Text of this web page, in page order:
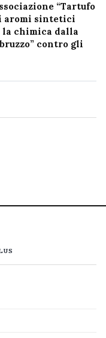
“Tartufo
aromi sintetici
la chimica dalla
contro gli